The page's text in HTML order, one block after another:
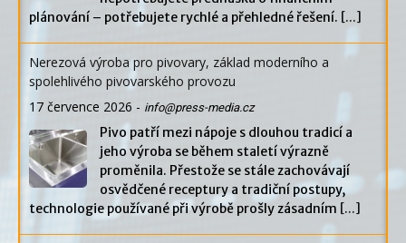
plánování – potřebujete rychlé a přehledné řešení. [...]
Nerezová výroba pro pivovary, základ moderního a
spolehlivého pivovarského provozu
17 července 2026 - info@press-media.cz
Pivo patří mezi nápoje s dlouhou tradicí a
jeho výroba se během staletí výrazně
proměnila. Přestože se stále zachovávají
osvědčené receptury a tradiční postupy,
technologie používané při výrobě prošly zásadním [...]